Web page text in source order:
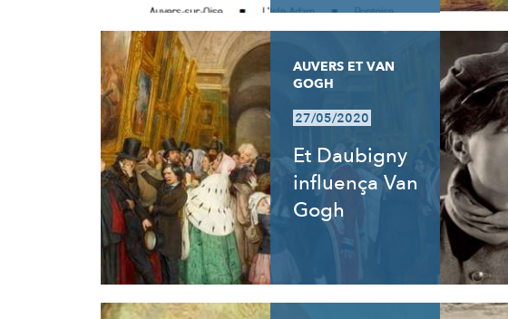
AUVERS ET VAN
GOGH
27/05/2020
Et Daubigny
influença Van
Gogh